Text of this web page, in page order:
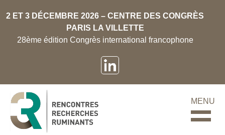
2 ET 3 DÉCEMBRE 2026 – CENTRE DES CONGRÈS
PARIS LA VILLETTE
28ème édition Congrès international francophone
MENU